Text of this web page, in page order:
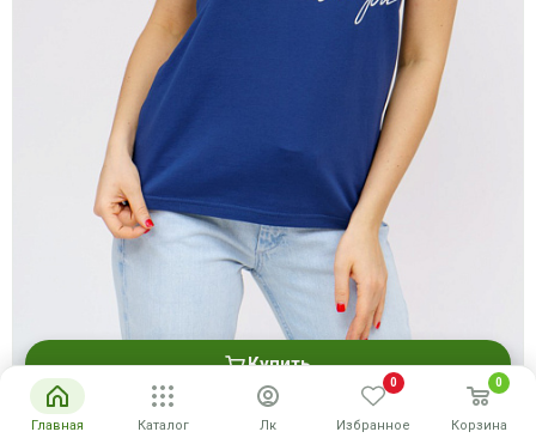
Купить
Футболка женская "Бьютифул" (индиго)
Главная Каталог Лк
0
Избранное
0
Корзина